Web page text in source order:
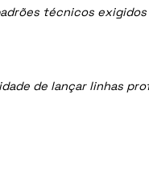
técnicos
de lançar linhas